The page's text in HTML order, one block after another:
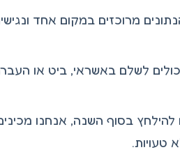
מרוכזים במקום אחד
לשלם באשראי, ביט או
בסוף השנה, אנחנו
טעויות.